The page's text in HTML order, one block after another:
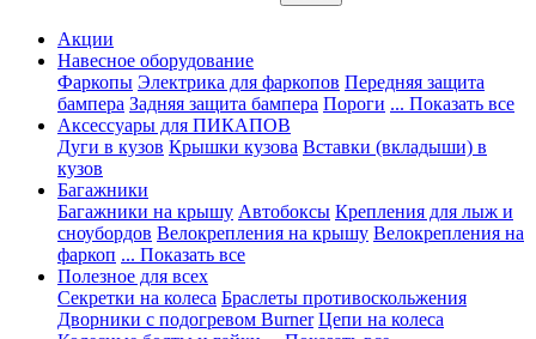
Акции
Навесное оборудование
Фаркопы Электрика для фаркопов Передняя защита
бампера Задняя защита бампера Пороги ... Показать все
Аксессуары для ПИКАПОВ
Дуги в кузов Крышки кузова Вставки (вкладыши) в
кузов
Багажники
Багажники на крышу Автобоксы Крепления для лыж и
сноубордов Велокрепления на крышу Велокрепления на
фаркоп ... Показать все
Полезное для всех
Секретки на колеса Браслеты противоскольжения
Дворники с подогревом Burner Цепи на колеса